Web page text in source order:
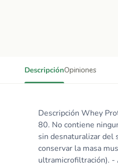
DescripciónOpiniones
Descripción Whey
80. No contiene
sin desnaturalizar del
conservar la masa
ultramicrofiltración). -